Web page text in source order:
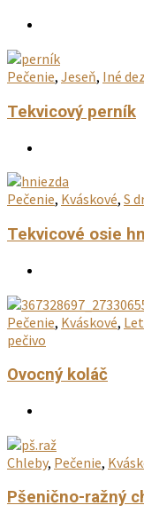
Pečenie, Jeseň, Iné
Tekvicový perník
Pečenie, Kváskové, S
Tekvicové osie
Pečenie, Kváskové,
pečivo
Ovocný koláč
Chleby, Pečenie,
Pšenično-ražný